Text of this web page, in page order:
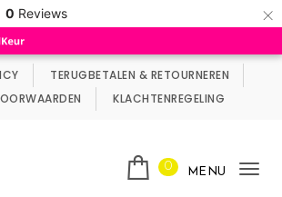
0 Reviews ×
gebruik van cookies.
TERUGBETALEN & RETOURNEREN
KLACHTENREGELING
0 MENU